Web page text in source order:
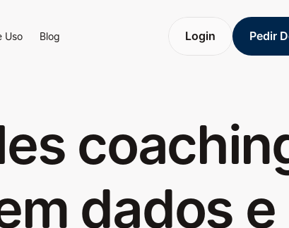
Uso Blog
Login
Pedir
dados e